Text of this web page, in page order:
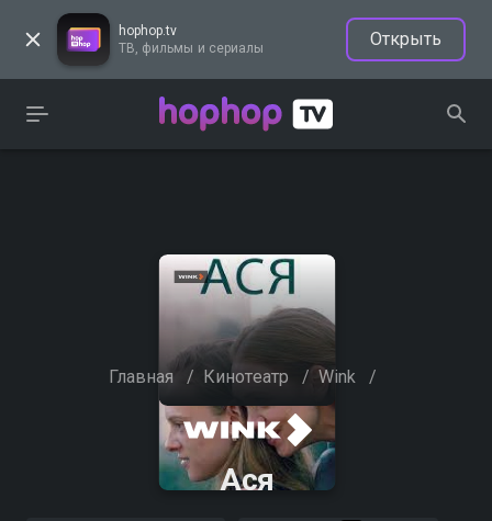
hophop.tv
ТВ, фильмы и сериалы
Открыть
Главная / Кинотеатр / Wink /
Ася